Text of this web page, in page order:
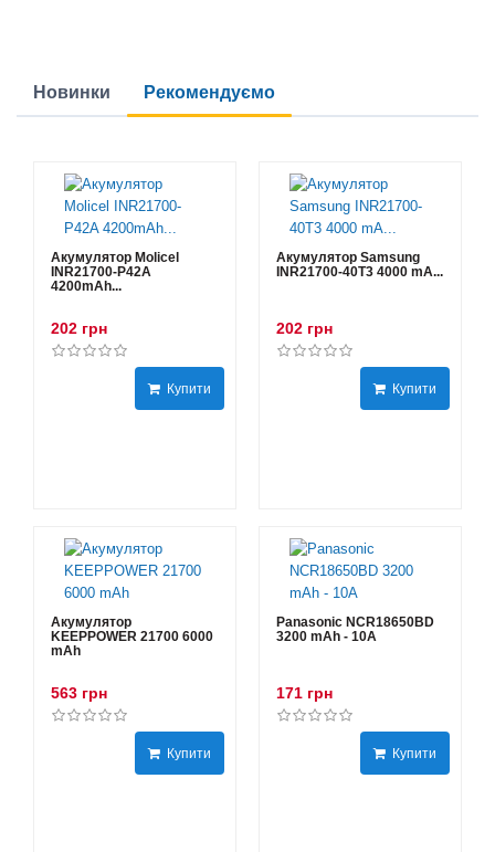
Новинки Рекомендуємо
Акумулятор Molicel
INR21700-P42A
4200mAh...
202 грн
Купити
Акумулятор Samsung
INR21700-40T3 4000 mA...
202 грн
Купити
Акумулятор
KEEPPOWER 21700 6000
mAh
563 грн
Купити
Panasonic NCR18650BD
3200 mAh - 10А
171 грн
Купити